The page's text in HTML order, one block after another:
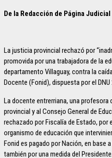
De la Redacción de Página Judicial
La justicia provincial rechazó por
promovida por una trabajadora de la
departamento Villaguay, contra la
Docente (Fonid), dispuesta por el
La docente entrerriana, una profesora
provincial y al Consejo General de
rechazado por Fiscalía de Estado, por
organismo de educación que
Fonid es pagado por Nación, en base
también por una medida del Presidente.